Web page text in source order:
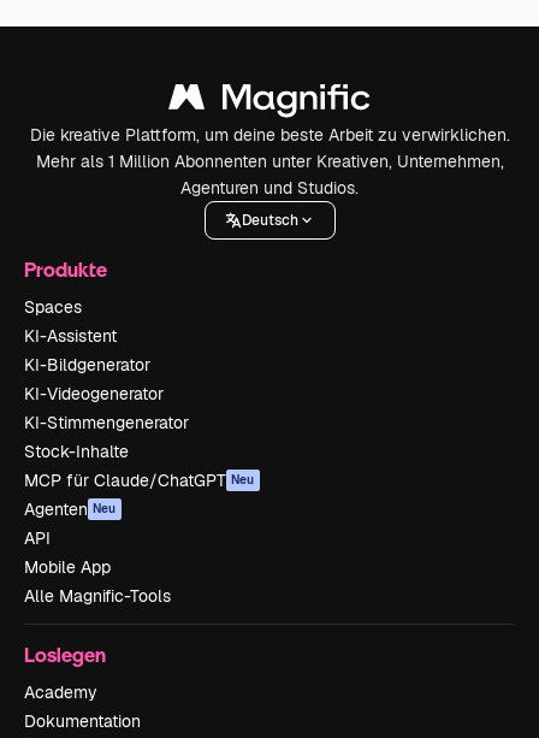
Die kreative Plattform, um deine beste Arbeit zu verwirklichen.
Mehr als 1 Million Abonnenten unter Kreativen, Unternehmen,
Agenturen und Studios.
Deutsch
Produkte
Spaces
KI-Assistent
KI-Bildgenerator
KI-Videogenerator
KI-Stimmengenerator
Stock-Inhalte
MCP für Claude/ChatGPT Neu
Agenten Neu
API
Mobile App
Alle Magnific-Tools
Loslegen
Academy
Dokumentation